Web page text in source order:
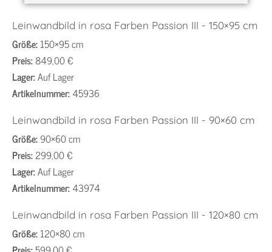
Leinwandbild in rosa Farben Passion III - 150×95 cm
Größe:150×95 cm
Preis:849,00 €
Lager:Auf Lager
Artikelnummer:45936
Leinwandbild in rosa Farben Passion III - 90×60 cm
Größe:90×60 cm
Preis:299,00 €
Lager:Auf Lager
Artikelnummer:43974
Leinwandbild in rosa Farben Passion III - 120×80 cm
Größe:120×80 cm